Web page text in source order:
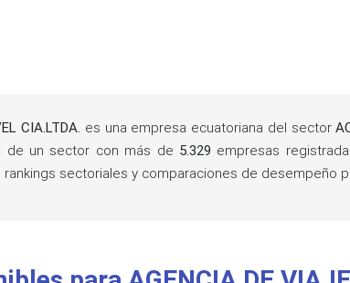
CIA.LTDA. es una empresa ecuatoriana del sector
de un sector con más de 5.329 empresas
rankings sectoriales y comparaciones de desempeño